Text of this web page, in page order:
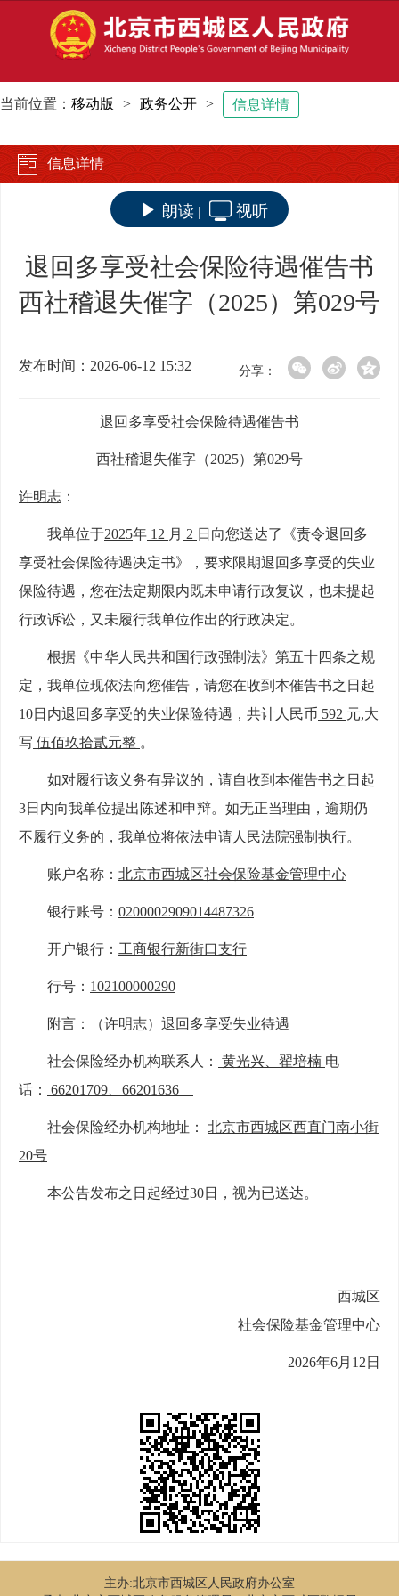
当前位置： 移动版 > 政务公开 > 信息详情
信息详情
朗读 | 视听
退回多享受社会保险待遇催告书
西社稽退失催字（2025）第029号
发布时间：2026-06-12 15:32 分享：
退回多享受社会保险待遇催告书
西社稽退失催字（2025）第029号
许明志 ：
我单位于2025年 12 月 2 日向您送达了《责令退回多
享受社会保险待遇决定书》，要求限期退回多享受的失业
保险待遇，您在法定期限内既未申请行政复议，也未提起
行政诉讼，又未履行我单位作出的行政决定。
根据《中华人民共和国行政强制法》第五十四条之规
定，我单位现依法向您催告，请您在收到本催告书之日起
10日内退回多享受的失业保险待遇，共计人民币 592 元,大
写 伍佰玖拾貳元整 。
如对履行该义务有异议的，请自收到本催告书之日起
3日内向我单位提出陈述和申辩。如无正当理由，逾期仍
不履行义务的，我单位将依法申请人民法院强制执行。
账户名称： 北京市西城区社会保险基金管理中心
银行账号： 0200002909014487326
开户银行： 工商银行新街口支行
行号： 102100000290
附言：（许明志）退回多享受失业待遇
社会保险经办机构联系人： 黄光兴、翟培楠 电
话：
66201709、66201636
社会保险经办机构地址：
北京市西城区西直门南小街
20号
本公告发布之日起经过30日，视为已送达。
西城区
社会保险基金管理中心
2026年6月 12 日
主办:北京市西城区人民政府办公室